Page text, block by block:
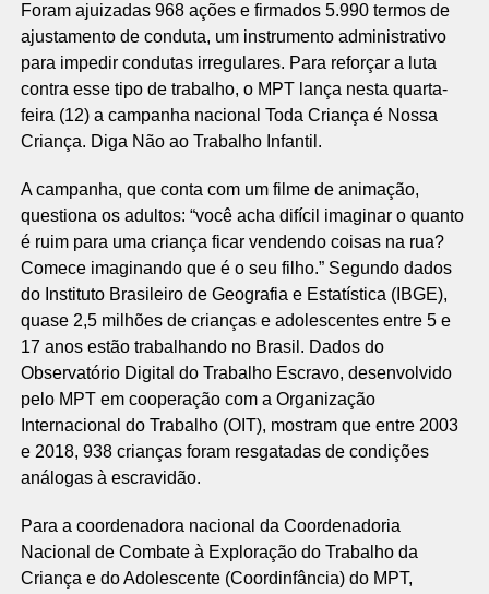
Foram ajuizadas 968 ações e firmados 5.990 termos de
ajustamento de conduta, um instrumento administrativo
para impedir condutas irregulares. Para reforçar a luta
contra esse tipo de trabalho, o MPT lança nesta quarta-
feira (12) a campanha nacional Toda Criança é Nossa
Criança. Diga Não ao Trabalho Infantil.
A campanha, que conta com um filme de animação,
questiona os adultos: “você acha difícil imaginar o quanto
é ruim para uma criança ficar vendendo coisas na rua?
Comece imaginando que é o seu filho.” Segundo dados
do Instituto Brasileiro de Geografia e Estatística (IBGE),
quase 2,5 milhões de crianças e adolescentes entre 5 e
17 anos estão trabalhando no Brasil. Dados do
Observatório Digital do Trabalho Escravo, desenvolvido
pelo MPT em cooperação com a Organização
Internacional do Trabalho (OIT), mostram que entre 2003
e 2018, 938 crianças foram resgatadas de condições
análogas à escravidão.
Para a coordenadora nacional da Coordenadoria
Nacional de Combate à Exploração do Trabalho da
Criança e do Adolescente (Coordinfância) do MPT,